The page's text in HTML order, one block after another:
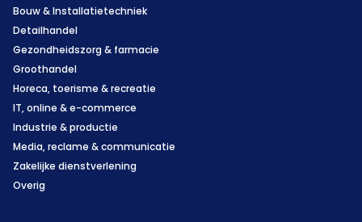
Bouw & Installatietechniek
Detailhandel
Gezondheidszorg & farmacie
Groothandel
Horeca, toerisme & recreatie
IT, online & e-commerce
Industrie & productie
Media, reclame & communicatie
Zakelijke dienstverlening
Overig